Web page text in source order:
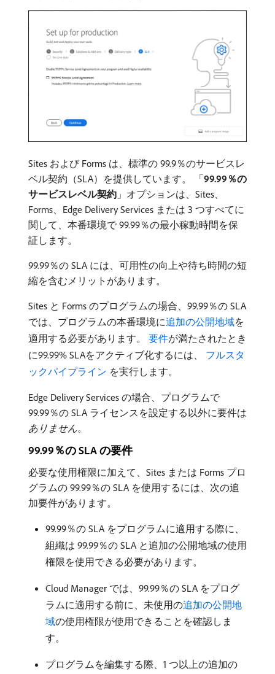
Sites および Forms は、標準の 99.9％のサービスレ
ベル契約（SLA）を提供しています。 「99.99％の
サービスレベル契約 」オプションは、Sites、
Forms、Edge Delivery Services または 3 つすべてに
関して、本番環境で 99.99％の最小稼動時間を保
証します。
99.99％の SLA には、可用性の向上や待ち時間の短
縮を含むメリットがあります。
Sites と Forms のプログラムの場合、99.99％の SLA
では、プログラムの本番環境に追加の公開地域を
適用する必要があります。 要件が満たされたとき
に99.99% SLAをアクティブ化するには、
​ フルスタ
ックパイプライン ​ を実行します。
Edge Delivery Services の場合、プログラムで
99.99％の SLA ライセンスを設定する以外に要件は​
ありません。
99.99％の SLA の要件
必要な使用権限に加えて、Sites または Forms プロ
グラムの 99.99％の SLA を使用するには、次の追
加要件があります。
99.99％の SLA をプログラムに適用する際に、
組織は 99.99％の SLA と追加の公開地域の使用
権限を使用できる必要があります。
Cloud Manager では、99.99％の SLA をプログ
ラムに適用する前に、未使用の追加の公開地
域の使用権限が使用できることを確認しま
す。
プログラムを編集する際、1 つ以上の追加の